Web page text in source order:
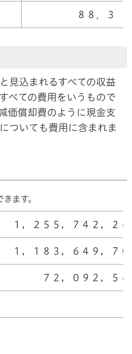
８８．３
見込まれるすべての収益
べての費用をいうもので
価償却費のように現金支
ついても費用に含まれま
ます。
１，２５５，７４２，２
１，１８３，６４９，７
７２，０９２，５